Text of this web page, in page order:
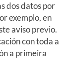
dos datos por
exemplo, en
aviso previo.
con toda a
a primeira